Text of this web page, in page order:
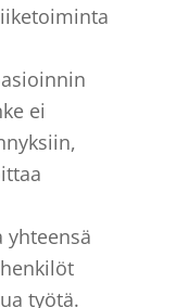
ei
yhteensä
työtä.